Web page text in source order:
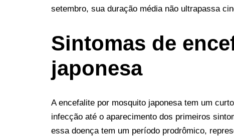
setembro, sua duração média não ultrapassa
Sintomas de
japonesa
A encefalite por mosquito japonesa tem um
infecção até o aparecimento dos primeiros
essa doença tem um período prodrômico,